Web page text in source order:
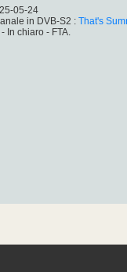
05-24
in DVB-S2 : That's
- In chiaro - FTA.